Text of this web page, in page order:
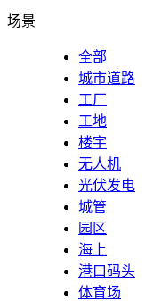
场景
全部
城市道路
工厂
工地
楼宇
无人机
光伏发电
城管
园区
海上
港口码头
体育场